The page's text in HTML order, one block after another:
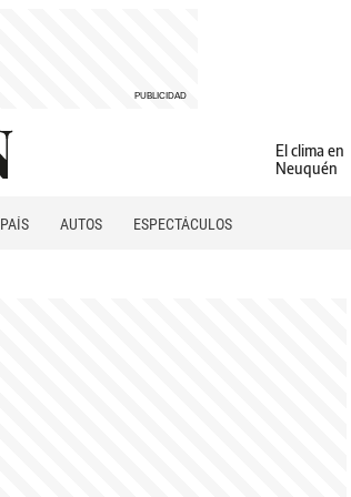
El clima en
Neuquén
PAÍS AUTOS
ESPECTÁCULOS